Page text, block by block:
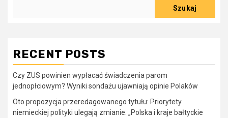
Szukaj
RECENT POSTS
Czy ZUS powinien wypłacać świadczenia parom
jednopłciowym? Wyniki sondażu ujawniają opinie Polaków
Oto propozycja przeredagowanego tytułu: Priorytety
niemieckiej polityki ulegają zmianie. „Polska i kraje bałtyckie